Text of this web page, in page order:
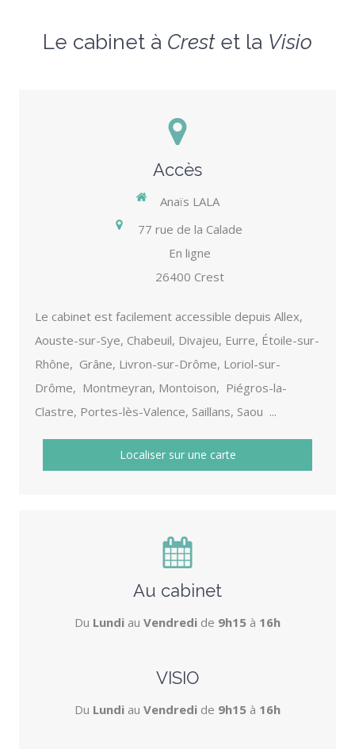
Le cabinet à Crestet la Visio
Accès
Anaïs LALA
77 rue de la Calade
En ligne
26400 Crest
Le cabinet est facilement accessible depuis Allex,
Aouste-sur-Sye, Chabeuil, Divajeu, Eurre, Étoile-sur-
Rhône, Grâne, Livron-sur-Drôme, Loriol-sur-
Drôme, Montmeyran, Montoison, Piégros-la-
Clastre, Portes-lès-Valence, Saillans, Saou ...
Localiser sur une carte
Au cabinet
Du Lundi au Vendredi de 9h15 à 16h
VISIO
Du Lundi au Vendredi de 9h15 à 16h